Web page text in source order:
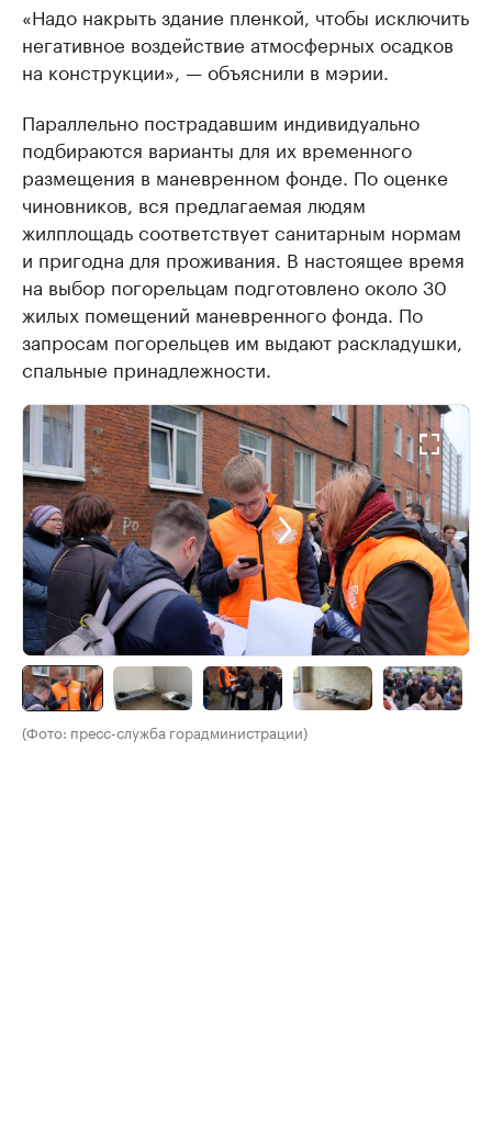
«Надо накрыть здание пленкой, чтобы исключить
негативное воздействие атмосферных осадков
на конструкции», — объяснили в мэрии.
Параллельно пострадавшим индивидуально
подбираются варианты для их временного
размещения в маневренном фонде. По оценке
чиновников, вся предлагаемая людям
жилплощадь соответствует санитарным нормам
и пригодна для проживания. В настоящее время
на выбор погорельцам подготовлено около 30
жилых помещений маневренного фонда. По
запросам погорельцев им выдают раскладушки,
спальные принадлежности.
(Фото: пресс-служба горадминистрации)